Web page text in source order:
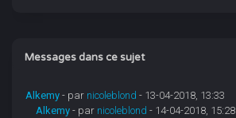
Messages dans ce sujet
Alkemy - par nicoleblond - 13-04-2018, 13:33
Alkemy - par nicoleblond - 14-04-2018, 15:28